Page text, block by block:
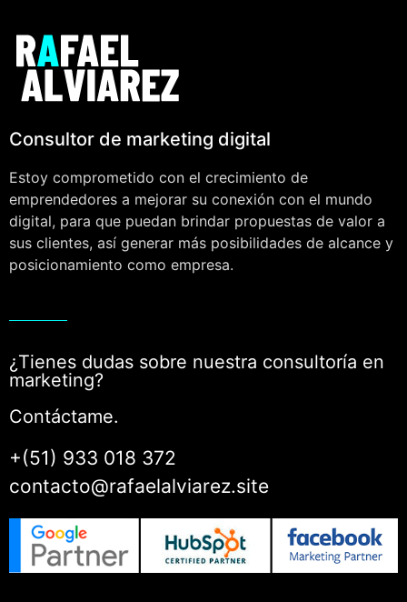
Consultor de marketing digital
Estoy comprometido con el crecimiento de
emprendedores a mejorar su conexión con el mundo
digital, para que puedan brindar propuestas de valor a
sus clientes, así generar más posibilidades de alcance y
posicionamiento como empresa.
¿Tienes dudas sobre nuestra consultoría en
marketing?
Contáctame.
+(51) 933 018 372
contacto@rafaelalviarez.site